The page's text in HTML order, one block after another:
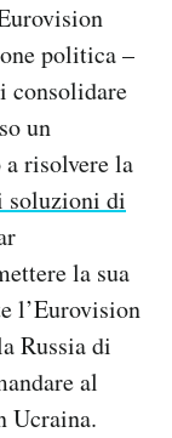
politica –
consolidare
un
risolvere la
soluzioni di
la sua
l’Eurovision
Russia di
al
Ucraina.